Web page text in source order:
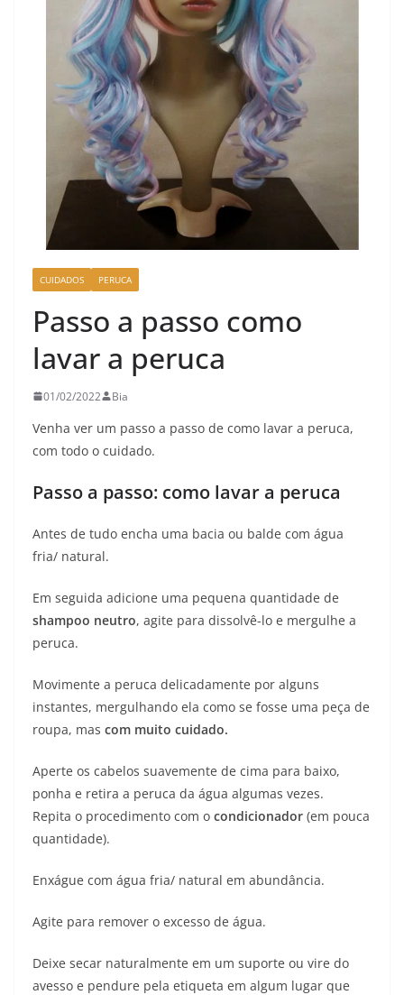
CUIDADOS PERUCA
Passo a passo como
lavar a peruca
01/02/2022 Bia
Venha ver um passo a passo de como lavar a peruca,
com todo o cuidado.
Passo a passo: como lavar a peruca
Antes de tudo encha uma bacia ou balde com água
fria/ natural.
Em seguida adicione uma pequena quantidade de
shampoo neutro, agite para dissolvê-lo e mergulhe a
peruca.
Movimente a peruca delicadamente por alguns
instantes, mergulhando ela como se fosse uma peça de
roupa, mas com muito cuidado.
Aperte os cabelos suavemente de cima para baixo,
ponha e retira a peruca da água algumas vezes.
Repita o procedimento com o condicionador (em pouca
quantidade).
Enxágue com água fria/ natural em abundância.
Agite para remover o excesso de água.
Deixe secar naturalmente em um suporte ou vire do
avesso e pendure pela etiqueta em algum lugar que